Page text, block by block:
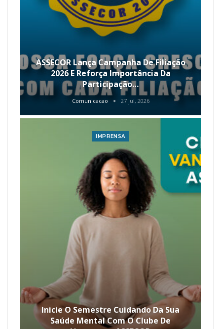
ASSECOR Lança Campanha De Filiação
2026 E Reforça Importância Da
Participação…
Comunicacao 27 jul, 2026
IMPRENSA
Inicie O Semestre Cuidando Da Sua
Saúde Mental Com O Clube De